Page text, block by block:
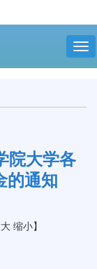
院大学各
的通知
缩小】